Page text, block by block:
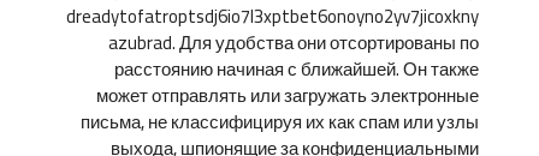
dreadytofatroptsdj6io7l3xptbet6onoyno2yv7jicoxkny
azubrad. Для удобства они отсортированы по
расстоянию начиная с ближайшей. Он также
может отправлять или загружать электронные
письма, не классифицируя их как спам или узлы
выхода, шпионящие за конфиденциальными